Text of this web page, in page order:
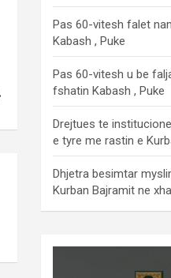
Pas 60-vitesh falet
Kabash , Puke
Pas 60-vitesh u be
fshatin Kabash , Puke
Drejtues te
e tyre me rastin e
Dhjetra besimtar
Kurban Bajramit ne